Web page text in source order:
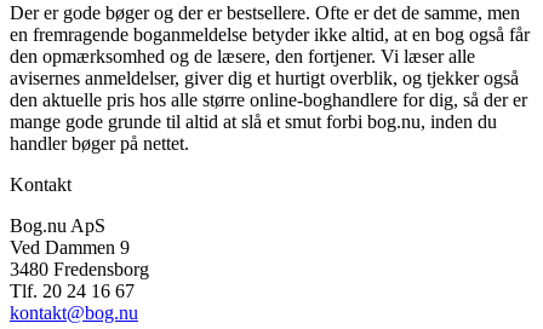
Udgivet: 14. september 1998
Der er gode bøger og der er bestsellere. Ofte er det de samme, men
en fremragende boganmeldelse betyder ikke altid, at en bog også får
den opmærksomhed og de læsere, den fortjener. Vi læser alle
avisernes anmeldelser, giver dig et hurtigt overblik, og tjekker også
den aktuelle pris hos alle større online-boghandlere for dig, så der er
mange gode grunde til altid at slå et smut forbi bog.nu, inden du
handler bøger på nettet.
Kontakt
Bog.nu ApS
Ved Dammen 9
3480 Fredensborg
Tlf. 20 24 16 67
kontakt@bog.nu